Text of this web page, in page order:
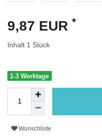
9,87 EUR *
Inhalt 1 Stück
1-3 Werktage
Wunschliste